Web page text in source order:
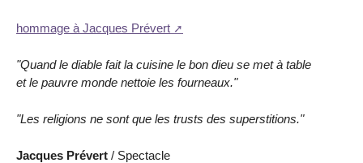
hommage à Jacques Prévert
"Quand le diable fait la cuisine le bon dieu se met à table
et le pauvre monde nettoie les fourneaux."
"Les religions ne sont que les trusts des superstitions."
Jacques Prévert / Spectacle